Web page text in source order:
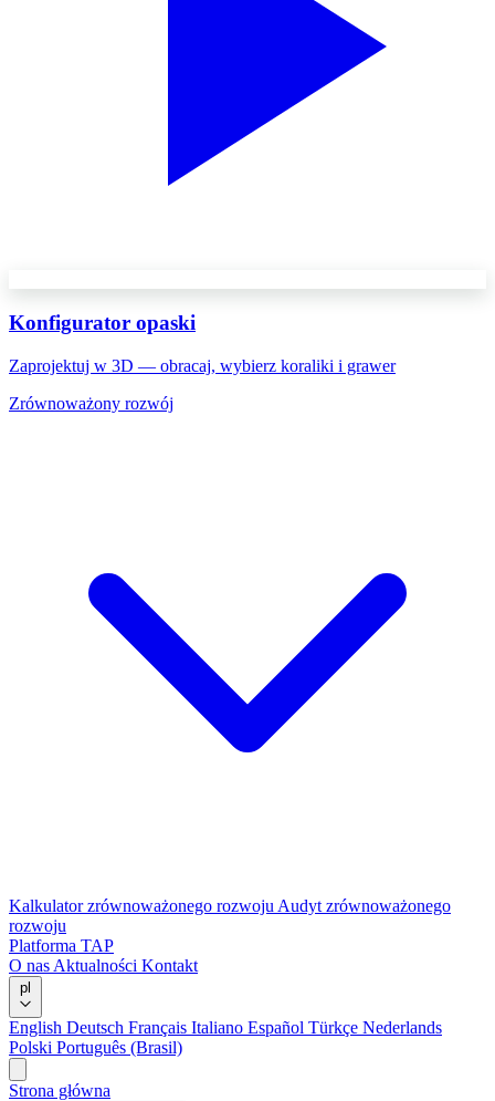
Konfigurator opaski
Zaprojektuj w 3D — obracaj, wybierz koraliki i grawer
Zrównoważony rozwój
Kalkulator zrównoważonego rozwoju Audyt zrównoważonego
rozwoju
Platforma TAP
O nas Aktualności Kontakt
pl
English Deutsch Français Italiano Español Türkçe Nederlands
Polski Português (Brasil)
Strona główna